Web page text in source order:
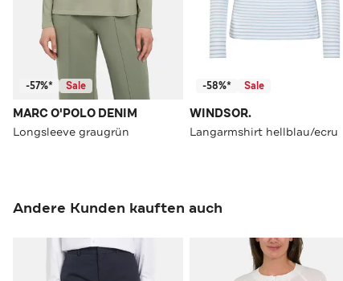
-57%* Sale
MARC O'POLO DENIM
Longsleeve graugrün
-58%* Sale
WINDSOR.
Langarmshirt hellblau/ecru
Andere Kunden kauften auch